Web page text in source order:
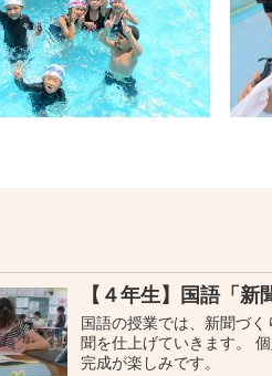
【４年生】国語「新
国語の授業では、新聞づ
聞を仕上げていきます。
完成が楽しみです。